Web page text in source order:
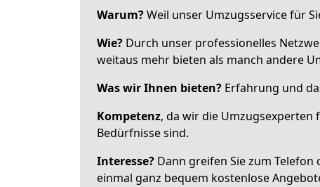
Warum?Weil unser Umzugsservice für
Wie? Durch unser professionelles
weitaus mehr bieten als manch andere
Was wir Ihnen bieten? Erfahrung und
Kompetenz, da wir die Umzugsexperten
Bedürfnisse sind.
Interesse? Dann greifen Sie zum Telefon
einmal ganz bequem kostenlose